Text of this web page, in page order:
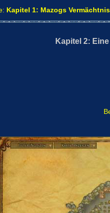
Kapitel 1: Mazogs Vermächtnis
Kapitel 2: